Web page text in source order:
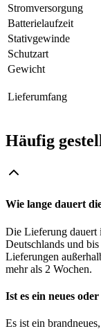
Stromversorgung
Batterielaufzeit
Stativgewinde
Schutzart
Gewicht
Lieferumfang
Häufig
Wie lange dauert
Die Lieferung dauert
Deutschlands und
Lieferungen
mehr als 2 Wochen.
Ist es ein neues
Es ist ein